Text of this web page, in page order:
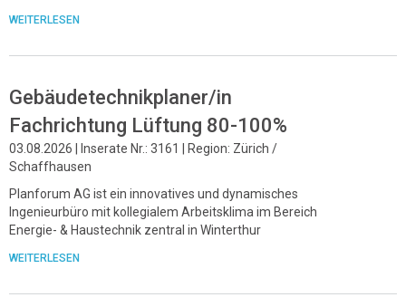
WEITERLESEN
Gebäudetechnikplaner/in
Fachrichtung Lüftung 80-100%
03.08.2026 | Inserate Nr.: 3161 | Region: Zürich /
Schaffhausen
Planforum AG ist ein innovatives und dynamisches
Ingenieurbüro mit kollegialem Arbeitsklima im Bereich
Energie- & Haustechnik zentral in Winterthur
WEITERLESEN